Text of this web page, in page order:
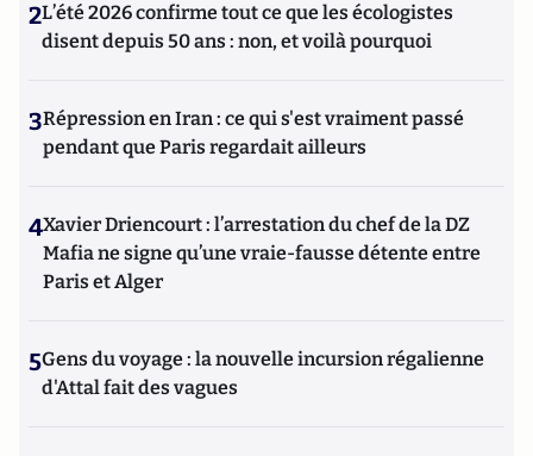
2L’été 2026 confirme tout ce que les écologistes
disent depuis 50 ans : non, et voilà pourquoi
3Répression en Iran : ce qui s'est vraiment passé
pendant que Paris regardait ailleurs
4Xavier Driencourt : l’arrestation du chef de la DZ
Mafia ne signe qu’une vraie-fausse détente entre
Paris et Alger
5Gens du voyage : la nouvelle incursion régalienne
d'Attal fait des vagues